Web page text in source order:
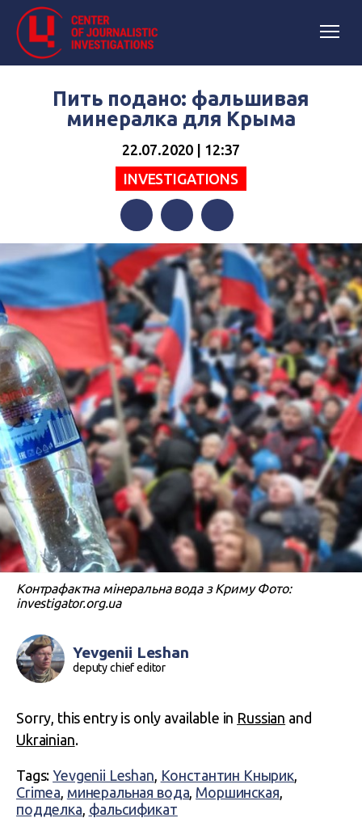
Пить подано: фальшивая
минералка для Крыма
22.07.2020 | 12:37
INVESTIGATIONS
FacebookTwitterTelegram
Контрафактна мінеральна вода з Криму Фото:
investigator.org.ua
Yevgenii Leshan
deputy chief editor
Sorry, this entry is only available in Russian and
Ukrainian.
Tags:Yevgenii Leshan, Константин Кнырик,
Crimea, минеральная вода, Моршинская,
подделка, фальсификат